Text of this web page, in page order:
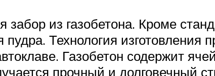
забор из газобетона. Кроме
Технология изготовления
Газобетон содержит
прочный и долговечный